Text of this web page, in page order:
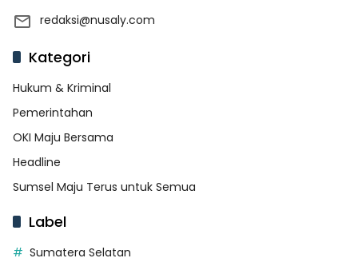
redaksi@nusaly.com
Kategori
Hukum & Kriminal
Pemerintahan
OKI Maju Bersama
Headline
Sumsel Maju Terus untuk Semua
Label
Sumatera Selatan